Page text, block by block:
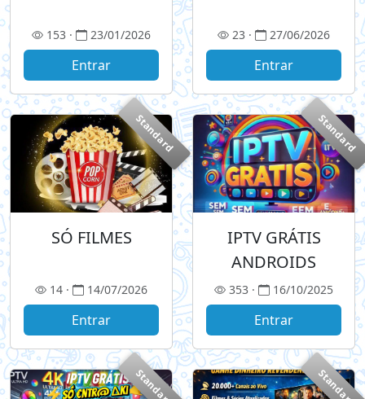
153 · 23/01/2026
Entrar
23 · 27/06/2026
Entrar
Standard
SÓ FILMES
14 · 14/07/2026
Entrar
Standard
IPTV GRÁTIS
ANDROIDS
353 · 16/10/2025
Entrar
Standard Standard